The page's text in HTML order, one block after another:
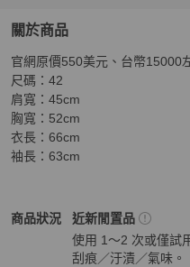
關於商品
關於全新Dodo bar or 質感
官網原價550美元、台幣15000
尺碼：42
肩寬：45cm
胸寬：52cm
衣長：66cm
袖長：63cm
商品狀況
女裝商品狀態與細節
近新閒置品
使用 1～2 次或僅試
刮痕／汙漬／氣味。